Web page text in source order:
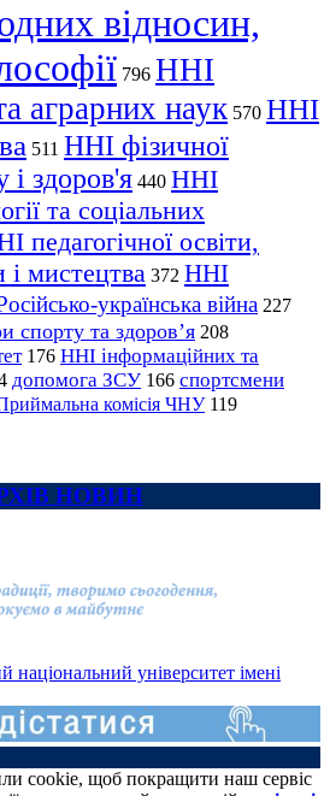
відносин,
796 ННІ
аграрних наук 570 ННІ
511 ННІ фізичної
і здоров'я 440 ННІ
та соціальних
педагогічної освіти,
і мистецтва 372 ННІ
українська війна 227
спорту та здоров’я 208
176 ННІ інформаційних та
допомога ЗСУ 166 спортсмени
комісія ЧНУ 119
НОВИН
національний університет імені
cookie, щоб покращити наш сервіс